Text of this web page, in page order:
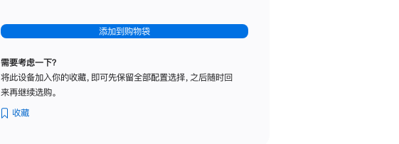
添加到购物袋
需要考虑一下？
将此设备加入你的收藏，即可先保留全部配置选择，之后随时回
来再继续选购。
收藏